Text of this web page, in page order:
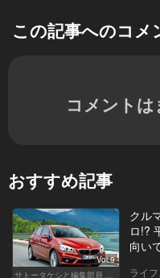
この記事へのコメ
コメントは
おすすめ記事
Vol.9
サトータケシと編集部員 船山の"CAR GENTSへの道"
クル
ロ!?
向い
ライ